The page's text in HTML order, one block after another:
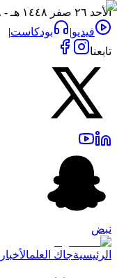
الأحد ٢٦ صفر ١٤٤٨ هـ - ٠٩ أغسطس ٢٠٢٦
فيديو| بودكاست|
تابعنا
نبض
الرئيسيةجاك العلمالأخبار